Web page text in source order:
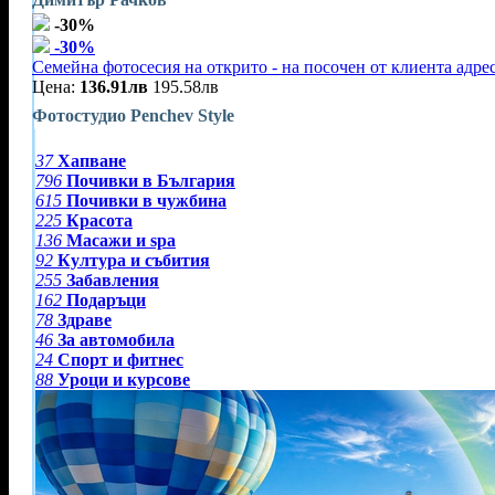
-30%
-30%
Семейна фотосесия на открито - на посочен от клиента
Цена: 136.91лв 195.58лв
Фотостудио Penchev Style
37 Хапване
796 Почивки в България
615 Почивки в чужбина
225 Красота
136 Масажи и spa
92 Култура и събития
255 Забавления
162 Подаръци
78 Здраве
46 За автомобила
24 Спорт и фитнес
88 Уроци и курсове